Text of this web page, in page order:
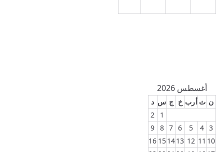
أغسطس 2026
ن ث أرب خ ج س د
1
2
3
4
5
6
7
8
9
10
11
12
13
14
15
16